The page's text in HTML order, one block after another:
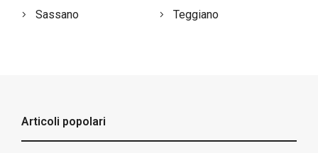
Sassano Teggiano
Articoli popolari